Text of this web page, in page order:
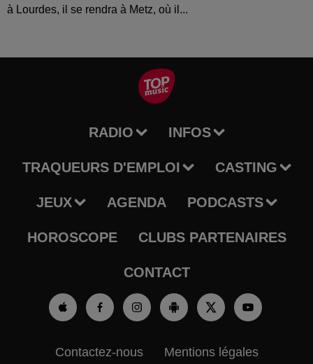
à Lourdes, il se rendra à Metz, où il...
RADIO INFOS
TRAQUEURS D'EMPLOI CASTING
JEUX AGENDA PODCASTS
HOROSCOPE CLUBS PARTENAIRES
CONTACT
Contactez-nous Mentions légales